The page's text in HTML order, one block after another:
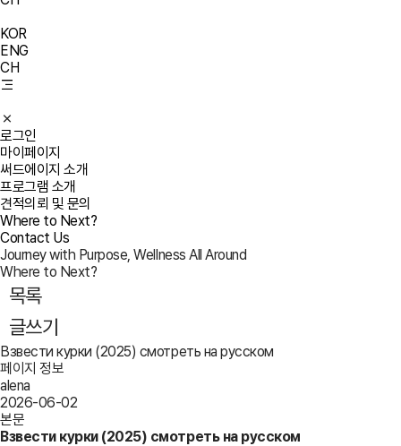
KOR
ENG
CH
로그인
마이페이지
써드에이지 소개
프로그램 소개
견적의뢰 및 문의
Where to Next?
Contact Us
Journey with Purpose, Wellness All Around
Where to Next?
목록
글쓰기
Взвести курки (2025) смотреть на русском
페이지 정보
alena
2026-06-02
본문
Взвести курки (2025) смотреть на русском